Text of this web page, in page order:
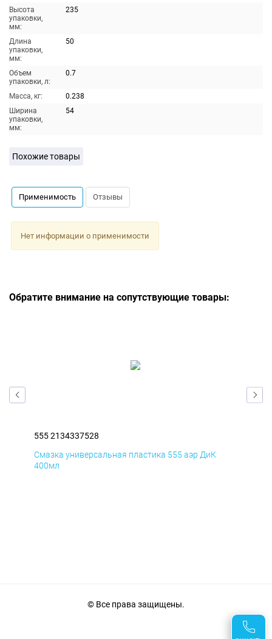
Высота
упаковки,
мм:
235
Длина
упаковки,
мм:
50
Объем
упаковки, л:
0.7
Масса, кг:
0.238
Ширина
упаковки,
мм:
54
Похожие товары
Применимость Отзывы
Нет информации о применимости
Обратите внимание на сопутствующие товары:
555 2134337528
Смазка универсальная пластика 555 аэр ДиК
400мл
© Все права защищены.